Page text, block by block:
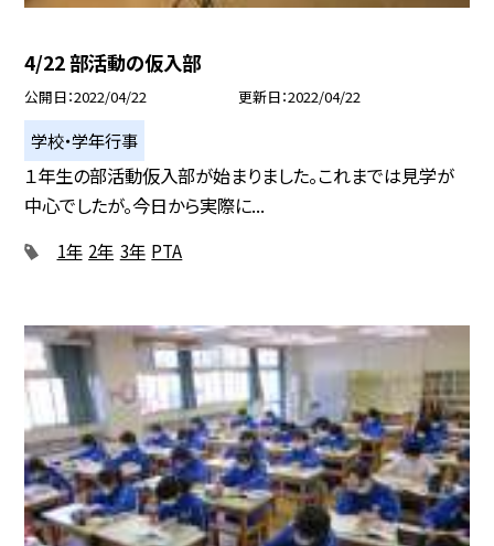
4/22 部活動の仮入部
公開日 2022/04/22 更新日 2022/04/22
学校・学年行事
１年生の部活動仮入部が始まりました。これまでは見学が
中心でしたが。今日から実際に...
1年 2年 3年 PTA